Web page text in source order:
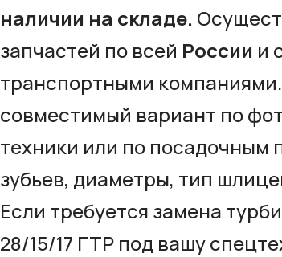
наличии на складе.
запчастей по всей России и
транспортными
совместимый вариант по
техники или по посадочным
зубьев, диаметры, тип
Если требуется замена
28/15/17 ГТР под вашу